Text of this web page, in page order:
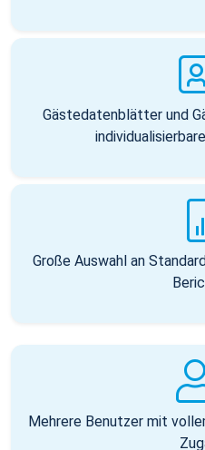
Gästedatenblätter und
Große Auswahl an
Mehrere Benutzer mit